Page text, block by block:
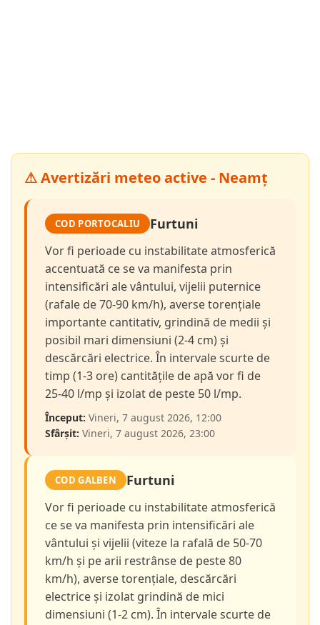
⚠ Avertizări meteo active - Neamț
COD PORTOCALIU Furtuni
Vor fi perioade cu instabilitate atmosferică
accentuată ce se va manifesta prin
intensificări ale vântului, vijelii puternice
(rafale de 70-90 km/h), averse torențiale
importante cantitativ, grindină de medii și
posibil mari dimensiuni (2-4 cm) și
descărcări electrice. În intervale scurte de
timp (1-3 ore) cantitățile de apă vor fi de
25-40 l/mp și izolat de peste 50 l/mp.
Început: Vineri, 7 august 2026, 12:00
Sfârșit: Vineri, 7 august 2026, 23:00
COD GALBEN Furtuni
Vor fi perioade cu instabilitate atmosferică
ce se va manifesta prin intensificări ale
vântului și vijelii (viteze la rafală de 50-70
km/h și pe arii restrânse de peste 80
km/h), averse torențiale, descărcări
electrice și izolat grindină de mici
dimensiuni (1-2 cm). În intervale scurte de